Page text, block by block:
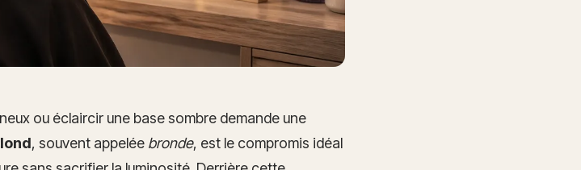
ou éclaircir une base sombre demande une
, souvent appelée bronde, est le compromis idéal